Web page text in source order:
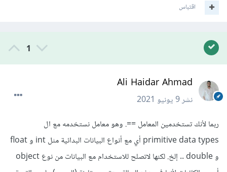
اقتباس
1
Ali Haidar Ahmad
نشر9 يونيو 2021
ربما لأنك تستخدمين المعامل ==. وهو معامل نستخدمه مع ال
primitive data types أي مع أنواع البيانات البدائية مثل int و float
و double .. إلخ. لكنها لاتصلح للاستخدام مع البيانات من نوع object